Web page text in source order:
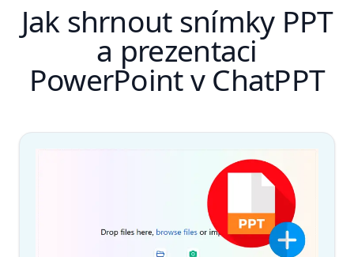
Jak shrnout snímky PPT
a prezentaci
PowerPoint v ChatPPT